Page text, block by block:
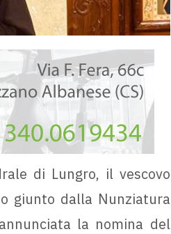
di Lungro, il vescovo
giunto dalla Nunziatura
la nomina del